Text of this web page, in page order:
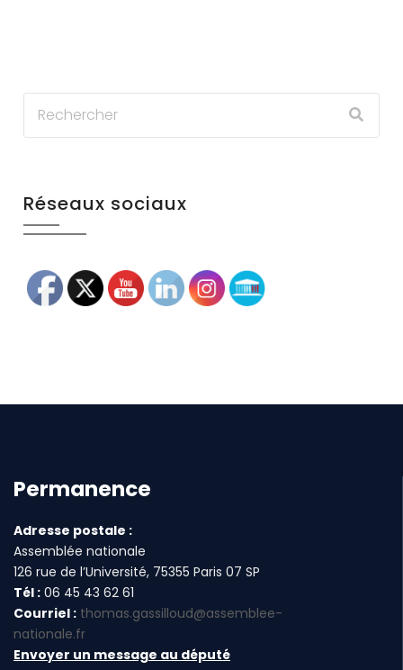
Réseaux sociaux
Permanence
Adresse postale :
Assemblée nationale
126 rue de l’Université, 75355 Paris 07 SP
Tél : 06 45 43 62 61
Courriel : thomas.gassilloud@assemblee-
nationale.fr
Envoyer un message au député